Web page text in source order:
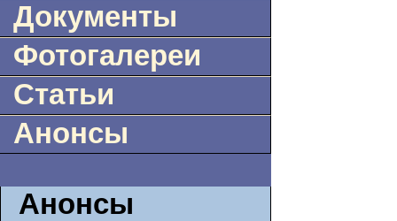
Документы
Фотогалереи
Статьи
Анонсы
Анонсы